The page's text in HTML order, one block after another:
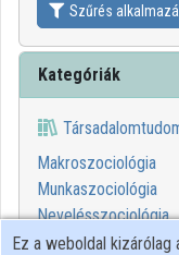
Szűrés
Kategóriák
Makroszociológia
Munkaszociológia
Nevelésszociológia
Szociogazdasági
Ez a weboldal